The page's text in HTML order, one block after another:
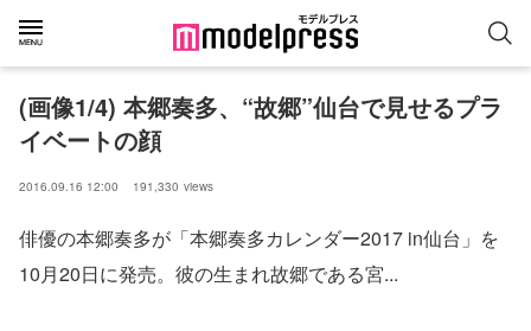
(画像1/4) 本郷奏多、“故郷”仙台で見せるプラ
イベートの顔
2016.09.16 12:00 191,330 views
俳優の本郷奏多が「本郷奏多カレンダー2017 in仙台」を
10月20日に発売。彼の生まれ故郷である宮...